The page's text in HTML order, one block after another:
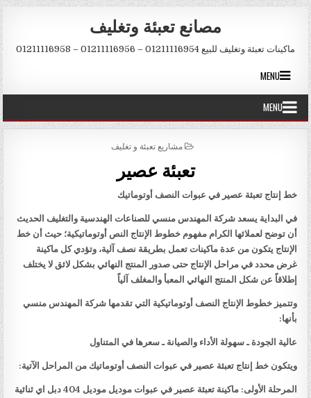
Skip to content
مصانع تعبئة وتغليف
ماكينات تعبئة وتغليف للبيع 01211116954 – 01211116956 – 01211116958
MENU
MENU
POSTED IN
مشاريع تعبئة و تغليف
تعبئة عصير
خط إنتاج تعبئة عصير في عبوات النصف أوتوماتيك
في البداية يسعد شركة المهندس منسي للصناعات الهندسية والتغليف الحديث
أن توضح لعملائها الكرام مفهوم خطوط الإنتاج النص أوتوماتيكية؛ حيث أن خط
الإنتاج يتكون من عدة ماكينات تعمل بطريقة نصف آلية، وتؤدي كل ماكينة
غرض محدد في مراحل الإنتاج حتى صدور المنتج النهائي بشكل لائق لا يختلف
إطلاقاً عن شكل المنتج النهائي المعبأ والمغلف آلياً
وتتميز خطوط الإنتاج النصف أوتوماتيكية التي تقدمها شركة المهندس منسي
بأنها:
عالية الجودة ـ سهولة الأداء والصيانة ـ سعرها في المتناول
ويتكون خط إنتاج تعبئة عصير في عبوات النصف أوتوماتيك من المراحل الآتية:
المرحلة الأولى: ماكينة تعبئة عصير في عبوات موديل موديل 404 دبل اي ثنائية